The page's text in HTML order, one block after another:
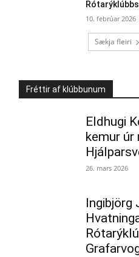
10. febrúar 2026
Sækja fleiri
Fréttir af klúbbunum
Eldhugi
kemur úr
26. mars 2026
Ingibjörg